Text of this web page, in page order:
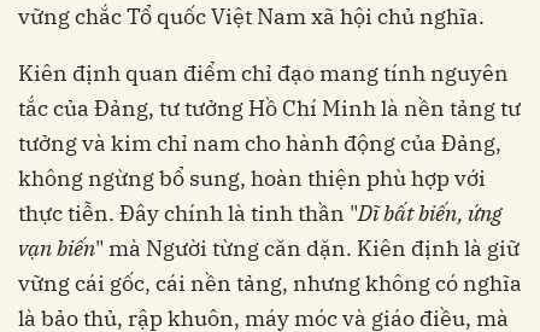
vững chắc Tổ quốc Việt Nam xã hội chủ nghĩa.
Kiên định quan điểm chỉ đạo mang tính nguyên
tắc của Đảng, tư tưởng Hồ Chí Minh là nền tảng tư
tưởng và kim chỉ nam cho hành động của Đảng,
không ngừng bổ sung, hoàn thiện phù hợp với
thực tiễn. Đây chính là tinh thần "Dĩ bất biến, ứng
vạn biến" mà Người từng căn dặn. Kiên định là giữ
vững cái gốc, cái nền tảng, nhưng không có nghĩa
là bảo thủ, rập khuôn, máy móc và giáo điều, mà